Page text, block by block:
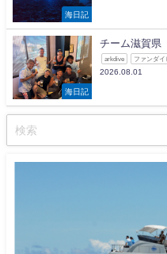
海日記
海日記
チーム滋賀県
arkdive ファンダイ
2026.08.01